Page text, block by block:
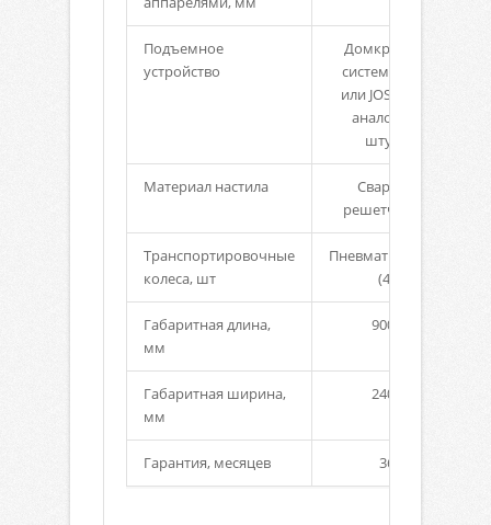
Подъемное
устройство
Домкратная
система BPW
или JOST (или
аналог) - 2
штуки
Материал настила
Сварной
решетчатый
Транспортировочные
колеса, шт
Пневматические
(4)
Габаритная длина,
мм
9000
Габаритная ширина,
мм
2400
Гарантия, месяцев 36